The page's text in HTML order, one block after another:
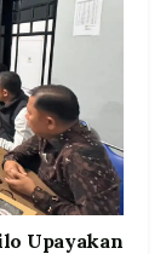
Upayakan